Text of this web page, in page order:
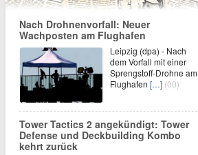
Nach Drohnenvorfall: Neuer
Wachposten am Flughafen
Leipzig (dpa) - Nach
dem Vorfall mit einer
Sprengstoff-Drohne am
Flughafen […] (00)
Tower Tactics 2 angekündigt: Tower
Defense und Deckbuilding Kombo
kehrt zurück